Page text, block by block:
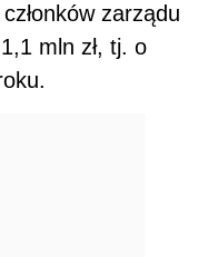
zarządu
mln zł, tj. o